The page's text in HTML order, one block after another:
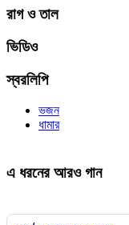
রাগ ও তাল
ভিডিও
স্বরলিপি
ভজন
ধামার
এ ধরনের আরও গান